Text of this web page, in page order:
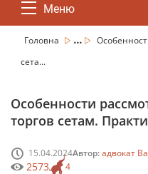
Меню
Головна ...
сета...
Особенности
торгов сетам.
15.04.2024Автор:адвокат
4
2573